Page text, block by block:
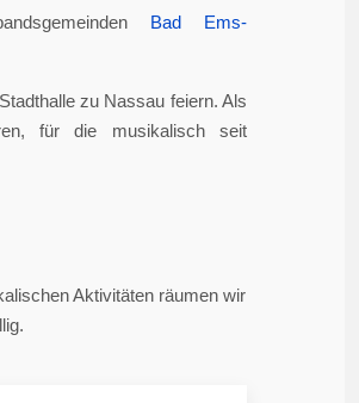
Bad Ems-
zu Nassau feiern. Als
für die musikalisch seit
Aktivitäten räumen wir